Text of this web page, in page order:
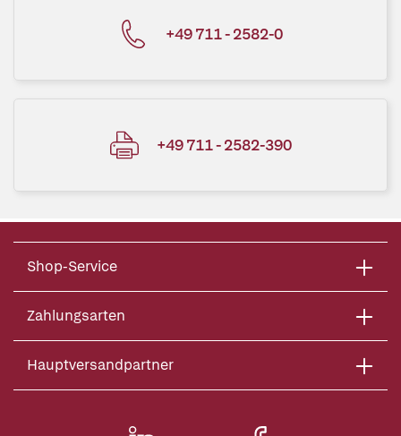
+49 711 - 2582-0
+49 711 - 2582-390
Shop-Service
Zahlungsarten
Hauptversandpartner